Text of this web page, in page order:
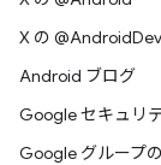
X の @AndroidDev
Android ブログ
Google セキュリ
Google グループ